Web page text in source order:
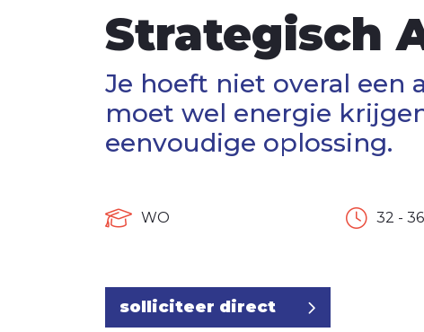
Strategisch
Je hoeft niet overal een
moet wel energie
eenvoudige oplossing.
WO 32 -
solliciteer direct